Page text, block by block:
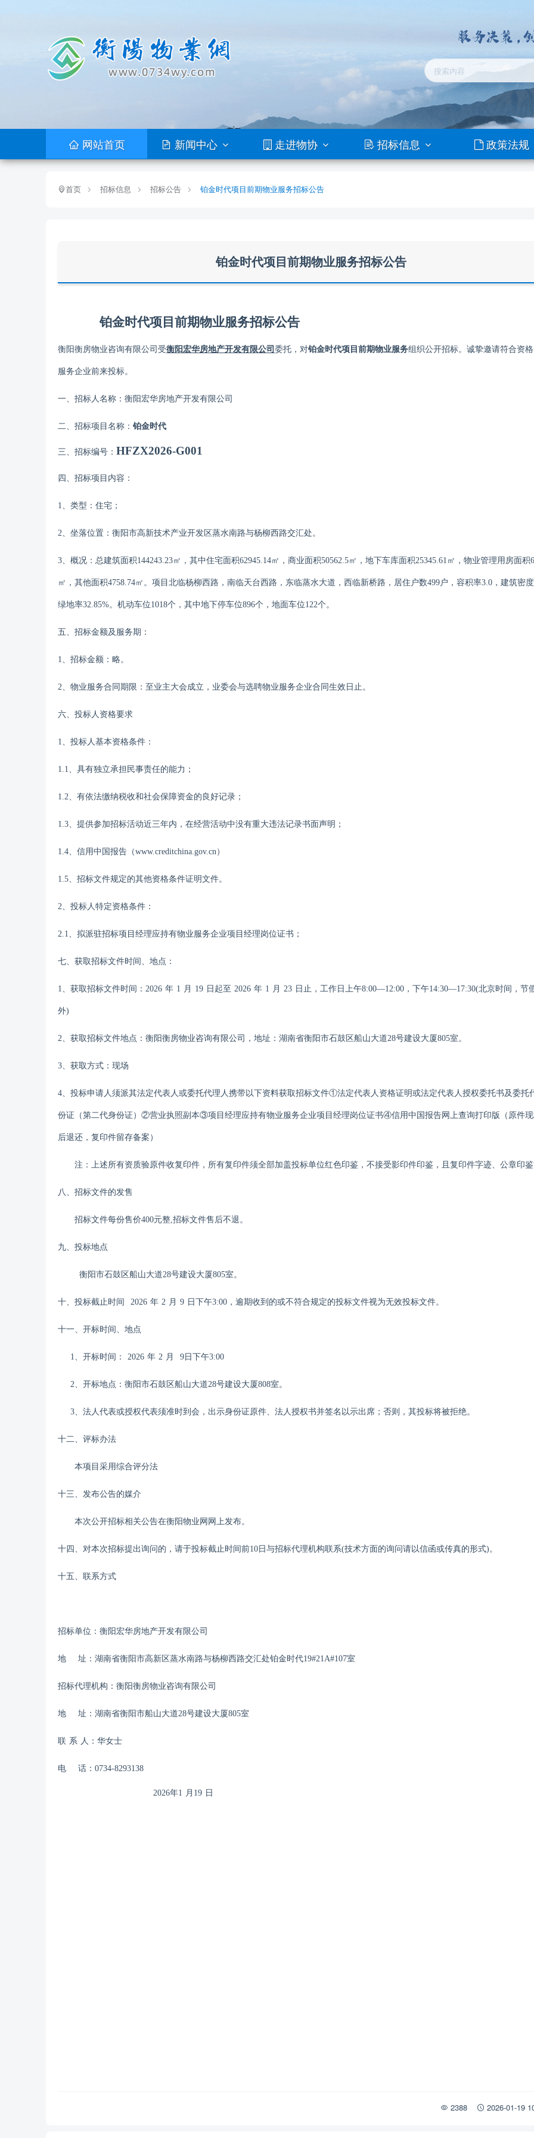
网站首页 新闻中心 走进物协 招标信息 政策法规
首页 招标信息 招标公告 铂金时代项目前期物业服务招标公告
铂金时代项目前期物业服务招标公告
铂金时代项目前期物业服务招标公告
衡阳衡房物业咨询有限公司受衡阳宏华房地产开发有限公司 委托，对铂金时代项目前期物业服务组织公开招标。诚挚邀请符合资
服务企业前来投标。
一、招标人名称： 衡阳宏华房地产开发有限公司
二、招标项目名称： 铂金时代
三、招标编号： HFZX2026-G001
四、招标项目内容：
1、类型：住宅；
2、坐落位置： 衡阳市高新技术产业开发区蒸水南路与杨柳西路交汇处。
3、概况： 总建筑面积144243.23㎡ ，其中住宅面积62945.14㎡， 商业面积50562.5㎡ ， 地下车库面积25345.61㎡， 物业管理用房面积
㎡， 其他面积4758.74㎡。 项目北临杨柳西路，南临天台西路 ，东临蒸水大道 ，西临新桥路 ， 居住 户数499户，容积率3.0 ，建筑密度
绿地率32.85%。机动车位1018个，其中地下停车位896个， 地面车位122个。
五、招标金额及服务期：
1、招标金额：略。
2、物业服务合同期限：至业主大会成立，业委会与选聘物业服务企业合同生效日止。
六、投标人资格要求
1、投标人基本资格条件：
1.1、具有独立承担民事责任的能力；
1.2、有依法缴纳税收和社会保障资金的良好记录；
1.3、提供参加招标活动近三年内，在经营活动中没有重大违法记录书面声明；
1.4、信用中国报告（www.creditchina.gov.cn）
1.5、招标文件规定的其他资格条件证明文件。
2、投标人特定资格条件：
2.1、 拟派驻招标项目经理应持有物业服务企业项目经理岗位证书；
七、获取招标文件时间、地点：
1、获取招标文件时间： 2026 年 1 月 19 日起至 2026 年 1 月 23 日止，工作日上午8:00—12:00，下午14:30—17:30(北京时间，节
外)
2、获取招标文件地点： 衡阳衡房物业咨询有限公司， 地址：湖南省衡阳市石鼓区船山大道28号建设大厦805室。
3、获取方式：现场
4、投标申请人须派其法定代表人或委托代理人携带以下资料获取招标文件①法定代表人资格证明或法定代表人授权委托书及委托
份证（第二代身份证）②营业执照副本③项目经理应持有物业服务企业项目经理岗位证书④信用中国报告网上查询打印版 （原件
后退还，复印件留存备案）
注：上述所有资质验原件收复印件，所有复印件须全部加盖投标单位红色印鉴，不接受影印件印鉴，且复印件字迹、公章印
八、招标文件的发售
招标文件每份售价400元整,招标文件售后不退。
九、投标地点
衡阳市石鼓区船山大道28号建设大厦805室。
十、投标截止时间 2026 年 2 月 9 日 下午3:00 ， 逾期收到的或不符合规定的投标文件视为无效投标文件。
十一、开标时间、地点
1、开标时间： 2026 年 2 月 9 日 下午3:00
2、开标地点： 衡阳市石鼓区船山大道28号建设大厦808室。
3、法人代表或授权代表须准时到会，出示身份证原件、法人授权书并签名以示出席；否则，其投标将被拒绝。
十二、评标办法
本项目采用综合评分法
十三、发布公告的媒介
本次公开招标相关公告在衡阳物业网 网上发布。
十四 、对本次招标提出询问的，请于投标截止时间前10日 与招标代理机构联系(技术方面的询问请以信函或传真的形式)。
十五、联系方式
招标单位： 衡阳宏华房地产开发有限公司
地 址： 湖南省衡阳市高新区蒸水南路与杨柳西路交汇处铂金时代19#21A#107室
招标代理机构：衡阳衡房物业咨询有限公司
地 址：湖南省衡阳市船山大道28号建设大厦805室
联 系 人：华女士
电 话： 0734-8293138
2026年1 月 19 日
2388 2026-01-19